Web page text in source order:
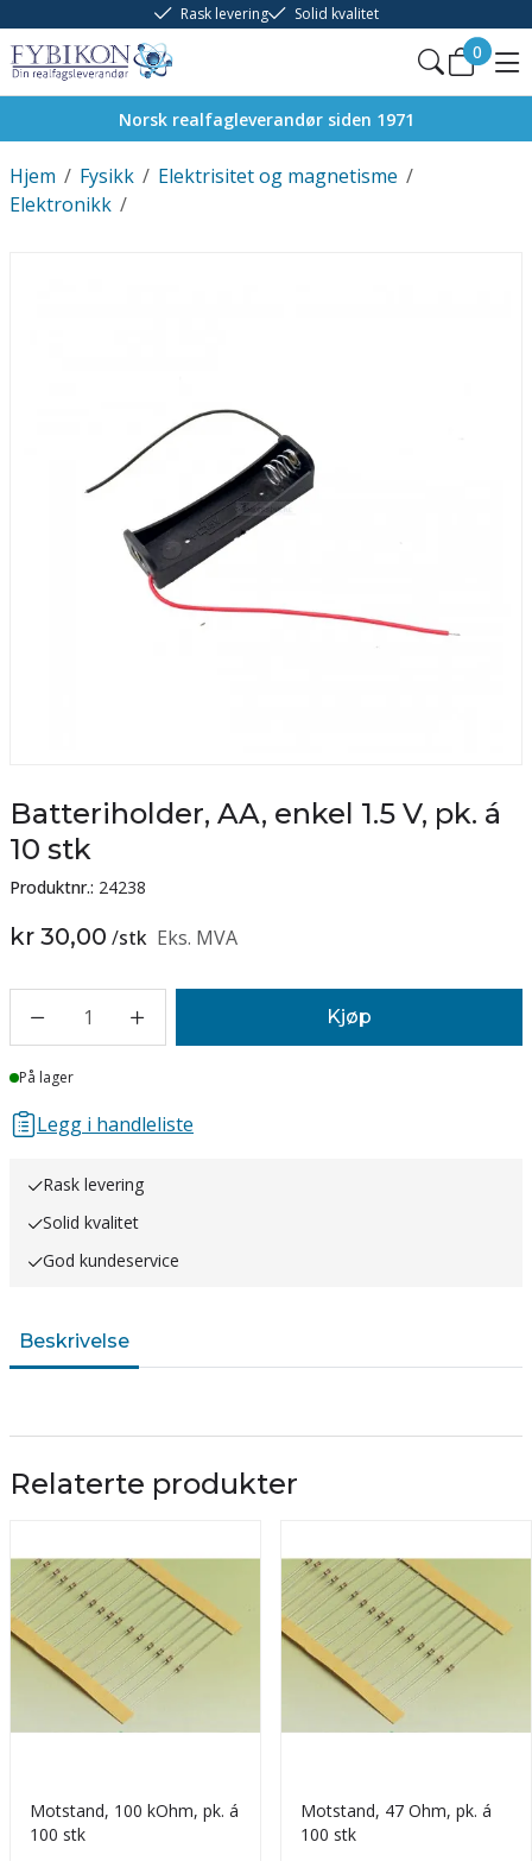
Rask levering Solid kvalitet
0
Norsk realfagleverandør siden 1971
/
Hjem /
Fysikk /
Elektrisitet og magnetisme
/
Elektronikk
Batteriholder, AA, enkel 1.5 V, pk. á
10 stk
Produktnr.: 24238
kr 30,00 /stk Eks. MVA
1 Kjøp
Lager
På lager
Legg i handleliste
Rask levering
Solid kvalitet
God kundeservice
Beskrivelse
Relaterte produkter
Motstand, 100 kOhm, pk. á
100 stk
Motstand, 47 Ohm, pk. á
100 stk